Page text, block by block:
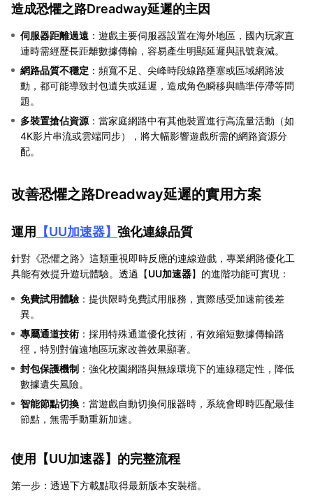
造成恐懼之路Dreadway延遲的主因
伺服器距離過遠 ：遊戲主要伺服器設置在海外地區，國內玩家直
連時需經歷長距離數據傳輸，容易產生明顯延遲與訊號衰減。
網路品質不穩定 ：頻寬不足、尖峰時段線路壅塞或區域網路波
動，都可能導致封包遺失或延遲，造成角色瞬移與瞄準停滯等問
題。
多裝置搶佔資源 ：當家庭網路中有其他裝置進行高流量活動（如
4K影片串流或雲端同步），將大幅影響遊戲所需的網路資源分
配。
改善恐懼之路Dreadway延遲的實用方案
運用 【UU加速器】 強化連線品質
針對《恐懼之路》這類重視即時反應的連線遊戲，專業網路優化工
具能有效提升遊玩體驗。透過【UU加速器】的進階功能可實現：
免費試用體驗 ：提供限時免費試用服務，實際感受加速前後差
異。
專屬通道技術 ：採用特殊通道優化技術，有效縮短數據傳輸路
徑，特別對偏遠地區玩家改善效果顯著。
封包保護機制 ：強化校園網路與無線環境下的連線穩定性，降低
數據遺失風險。
智能節點切換 ：當遊戲自動切換伺服器時，系統會即時匹配最佳
節點，無需手動重新加速。
使用【UU加速器】的完整流程
第一步：透過下方載點取得最新版本安裝檔。